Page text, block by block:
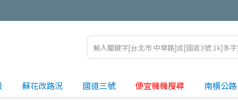
蘇花改路況 國道三號 便宜機機搜尋 南横公路